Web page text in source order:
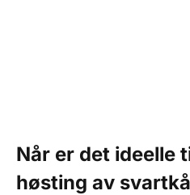
Når er det ideelle
høsting av